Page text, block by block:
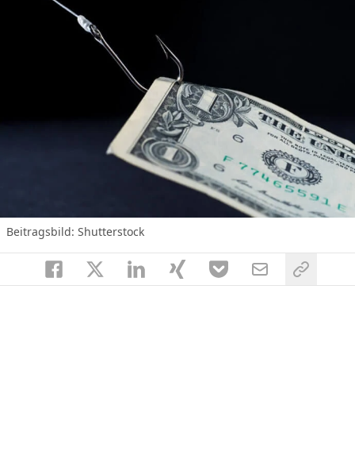
Beitragsbild: Shutterstock